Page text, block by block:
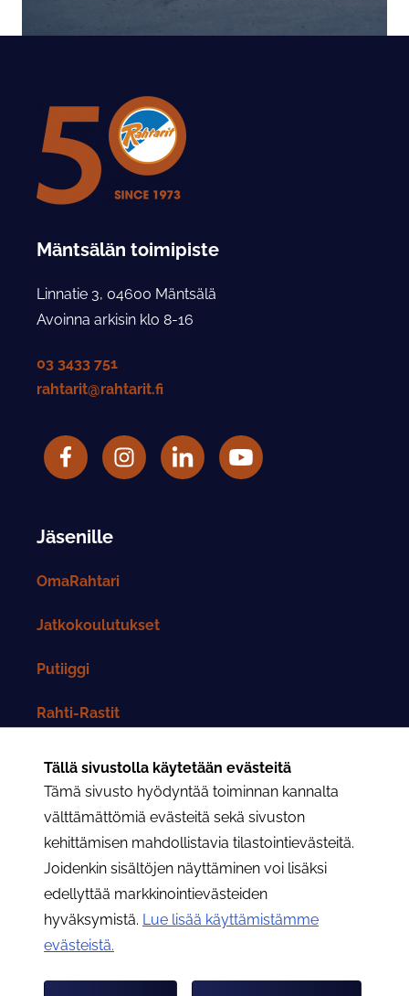
Tällä sivustolla käytetään evästeitä
Tämä sivusto hyödyntää toiminnan kannalta
välttämättömiä evästeitä sekä sivuston
kehittämisen mahdollistavia tilastointievästeitä.
Joidenkin sisältöjen näyttäminen voi lisäksi
edellyttää markkinointievästeiden
hyväksymistä. Lue lisää käyttämistämme
evästeistä.​​​​​​
Mäntsälän toimipiste
Linnatie 3, 04600 Mäntsälä
Avoinna arkisin klo 8-16
03 3433 751
rahtarit@rahtarit.fi
FacebookRahtarit ry Instagram-tili
LinkedIn Rahtarit ry YouTube-tili
Jäsenille
OmaRahtari
Jatkokoulutukset
Putiiggi
Rahti-Rastit
Rahtarit-lehti
Yhteystiedot
Rahtarit ry:n yhteystiedot
Osastojen yhteystiedot
Hae